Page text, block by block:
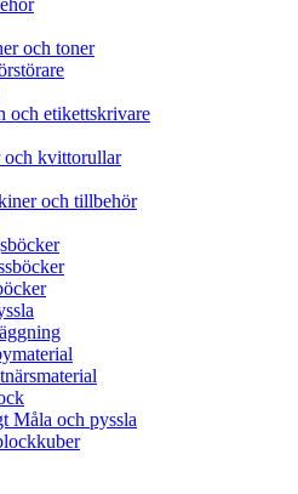
och toner
och etikettskrivare
och kvittorullar
och tillbehör
Måla och pyssla